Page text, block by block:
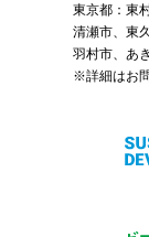
東京都：東
清瀬市、東
羽村市、あ
※詳細はお